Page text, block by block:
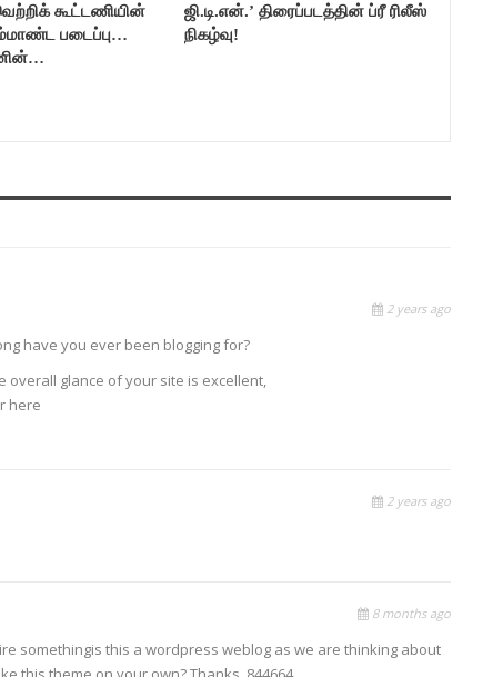
கூட்டணியின்
படைப்பு…
ஜி.டி.என்.’ திரைப்படத்தின் ப்ரீ ரிலீஸ்
நிகழ்வு!
2 years ago
have you ever been blogging for?
overall glance of your site is excellent,
here
2 years ago
8 months ago
somethingis this a wordpress weblog as we are thinking about